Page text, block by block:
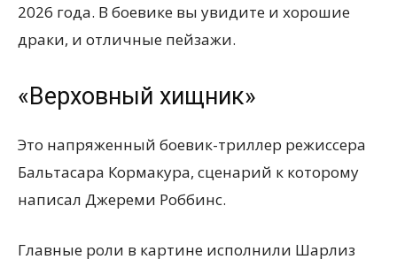
2026 года. В боевике вы увидите и хорошие
драки, и отличные пейзажи.
«Верховный хищник»
Это напряженный боевик-триллер режиссера
Бальтасара Кормакура, сценарий к которому
написал Джереми Роббинс.
Главные роли в картине исполнили Шарлиз